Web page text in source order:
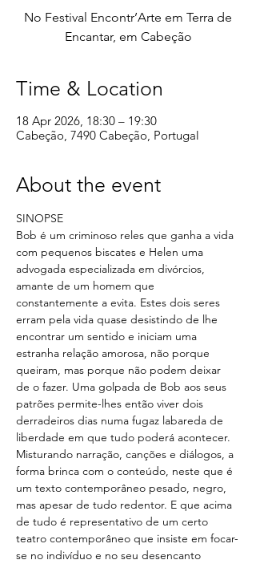
No Festival Encontr’Arte em Terra de
Encantar, em Cabeção
Time & Location
18 Apr 2026, 18:30 – 19:30
Cabeção, 7490 Cabeção, Portugal
About the event
SINOPSE
Bob é um criminoso reles que ganha a vida
com pequenos biscates e Helen uma
advogada especializada em divórcios,
amante de um homem que
constantemente a evita. Estes dois seres
erram pela vida quase desistindo de lhe
encontrar um sentido e iniciam uma
estranha relação amorosa, não porque
queiram, mas porque não podem deixar
de o fazer. Uma golpada de Bob aos seus
patrões permite-lhes então viver dois
derradeiros dias numa fugaz labareda de
liberdade em que tudo poderá acontecer.
Misturando narração, canções e diálogos, a
forma brinca com o conteúdo, neste que é
um texto contemporâneo pesado, negro,
mas apesar de tudo redentor. E que acima
de tudo é representativo de um certo
teatro contemporâneo que insiste em focar-
se no indivíduo e no seu desencanto